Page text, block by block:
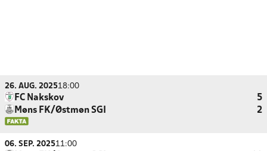
26. AUG. 202518:00
FC Nakskov
5
Møns FK/Østmøn SGI
2
06. SEP. 202511:00